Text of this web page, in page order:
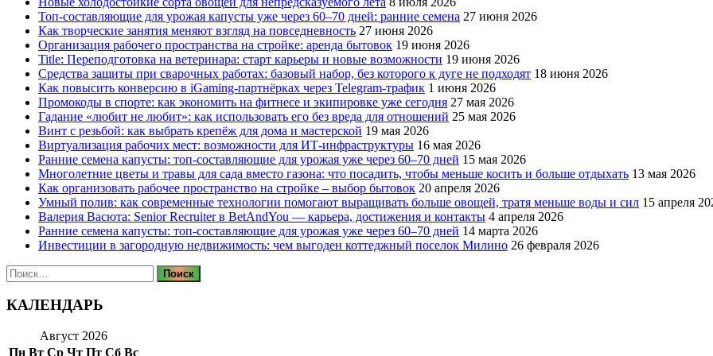
Топ-составляющие для урожая капусты уже через 60–70 дней: ранние семена 27 июня 2026
Как творческие занятия меняют взгляд на повседневность 27 июня 2026
Организация рабочего пространства на стройке: аренда бытовок 19 июня 2026
Title: Переподготовка на ветеринара: старт карьеры и новые возможности 19 июня 2026
Средства защиты при сварочных работах: базовый набор, без которого к дуге не подходят 18 июня 2026
Как повысить конверсию в iGaming-партнёрках через Telegram-трафик 1 июня 2026
Промокоды в спорте: как экономить на фитнесе и экипировке уже сегодня 27 мая 2026
Гадание «любит не любит»: как использовать его без вреда для отношений 25 мая 2026
Винт с резьбой: как выбрать крепёж для дома и мастерской 19 мая 2026
Виртуализация рабочих мест: возможности для ИТ-инфраструктуры 16 мая 2026
Ранние семена капусты: топ‑составляющие для урожая уже через 60–70 дней 15 мая 2026
Многолетние цветы и травы для сада вместо газона: что посадить, чтобы меньше косить и больше отдыхать 13 мая 2026
Как организовать рабочее пространство на стройке – выбор бытовок 20 апреля 2026
Умный полив: как современные технологии помогают выращивать больше овощей, тратя меньше воды и сил 15 апреля
Валерия Васюта: Senior Recruiter в BetAndYou — карьера, достижения и контакты 4 апреля 2026
Ранние семена капусты: топ‑составляющие для урожая уже через 60–70 дней 14 марта 2026
Инвестиции в загородную недвижимость: чем выгоден коттеджный поселок Милино 26 февраля 2026
Найти:
КАЛЕНДАРЬ
Август 2026
Пн Вт Ср Чт Пт Сб Вс